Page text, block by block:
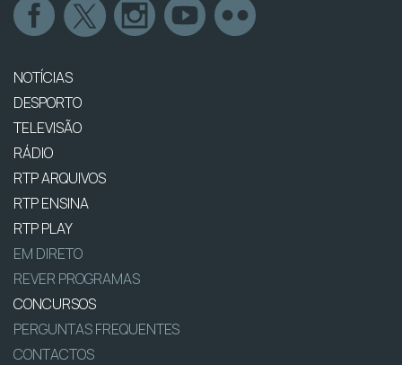
NOTÍCIAS
DESPORTO
TELEVISÃO
RÁDIO
RTP ARQUIVOS
RTP ENSINA
RTP PLAY
EM DIRETO
REVER PROGRAMAS
CONCURSOS
PERGUNTAS FREQUENTES
CONTACTOS